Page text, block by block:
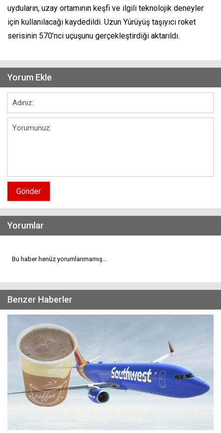
uyduların, uzay ortamının keşfi ve ilgili teknolojik deneyler
için kullanılacağı kaydedildi. Uzun Yürüyüş taşıyıcı roket
serisinin 570’nci uçuşunu gerçekleştirdiği aktarıldı.
Yorum Ekle
Gönder
Yorumlar
Bu haber henüz yorumlanmamış...
Benzer Haberler